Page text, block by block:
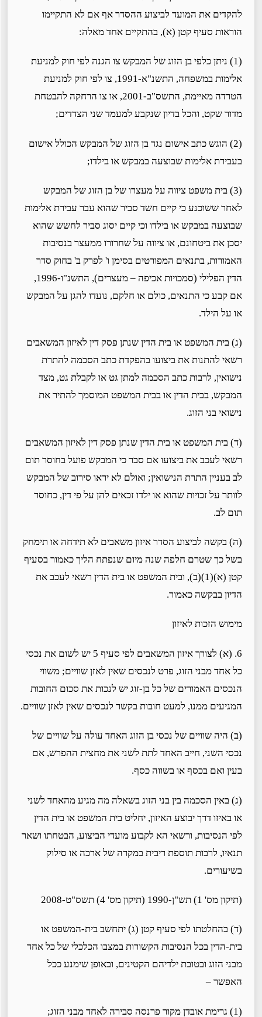
להקדים את המועד לביצוע ההסדר אף אם לא התקיימו
הוראות סעיף קטן (א), בהתקיים אחד מאלה:
(1) ניתן כלפי בן הזוג של המבקש צו הגנה לפי חוק למניעת
אלימות במשפחה, התשנ"א-1991, צו לפי חוק למניעת
הטרדה מאיימת, התשס"ב-2001, או צו הרחקה להבטחת
מדור שקט, והכל בדיון שנקבע למעמד שני הצדדים;
(2) הוגש כתב אישום נגד בן הזוג של המבקש הכולל אישום
בעבירת אלימות שבוצעה במבקש או בילדו;
(3) בית משפט ציווה על מעצרו של בן הזוג של המבקש
לאחר ששוכנע כי קיים חשד סביר שהוא עבר עבירת אלימות
שבוצעה במבקש או בילדו וכי קיים יסוג סביר לחשש שהוא
יסכן את ביטחונם, או ציווה על שחרורו ממעצר בנסיבות
האמורות, בתנאים המפורטים בסימן ו' לפרק ב' בחוק סדר
הדין הפלילי (סמכויות אכיפה – מעצרים), התשנ"ו-1996,
אם קבע כי התנאים, כולם או חלקם, נועדו להגן על המבקש
או על הילד.
(ג) בית המשפט או בית הדין שנתן פסק דין לאיזון המשאבים
רשאי להתנות את ביצועו בהפקדת כתב הסכמה להתרת
נישואין, לרבות כתב הסכמה למתן גט או לקבלת גט, מצד
המבקש, בבית הדין או בבית המשפט המוסמך להתיר את
נישואי בני הזוג.
(ד) בית המשפט או בית הדין שנתן פסק דין לאיזון המשאבים
רשאי לעכב את ביצועו אם סבר כי המבקש פועל בחוסר תום
לב בעניין התרת הנישואין; ואולם לא יראו סירוב של המבקש
לוותר על זכויות שהוא או ילדו זכאים להן על פי דין, כחוסר
תום לב.
(ה) בקשה לביצוע הסדר איזון משאבים לא תידחה או תימחק
בשל כך שטרם חלפה שנה מיום שנפתח הליך כאמור בסעיף
קטן (א)(1)(ב), ובית המשפט או בית הדין רשאי לעכב את
הדיון בבקשה כאמור.
מימוש הזכות לאיזון
6. (א) לצורך איזון המשאבים לפי סעיף 5 יש לשום את נכסי
כל אחד מבני הזוג, פרט לנכסים שאין לאזן שוויים; משווי
הנכסים האמורים של כל בן-זוג יש לנכות את סכום החובות
המגיעים ממנו, למעט חובות בקשר לנכסים שאין לאזן שוויים.
(ב) היה שוויים של נכסי בן הזוג האחד עולה על שוויים של
נכסי השני, חייב האחד לתת לשני את מחצית ההפרש, אם
בעין ואם בכסף או בשווה כסף.
(ג) באין הסכמה בין בני הזוג בשאלה מה מגיע מהאחד לשני
או באיזו דרך יבוצע האיזון, יחליט בית המשפט או בית הדין
לפי הנסיבות, ורשאי הא לקבוע מועדי הביצוע, הבטחתו ושאר
תנאיו, לרבות תוספת ריבית במקרה של ארכה או סילוק
בשיעורים.
(תיקון מס' 1) תש"ן-1990 (תיקון מס' 4) תשס"ט-2008
(ד) בהחלטתו לפי סעיף קטן (ג) יתחשב בית-המשפט או
בית-הדין בכל הנסיבות הקשורות במצבו הכלכלי של כל אחד
מבני הזוג ובטובת ילדיהם הקטינים, ובאופן שימנע ככל
האפשר –